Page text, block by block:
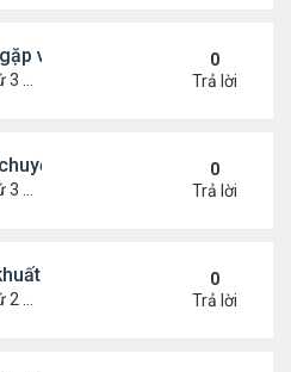
và cách khắc phục
9:58 am
0
Trả lời
ấy' để sớm có thai
9:56 am
0
Trả lời
khi ngồi trước đầu ôtô
5:13 pm
0
Trả lời